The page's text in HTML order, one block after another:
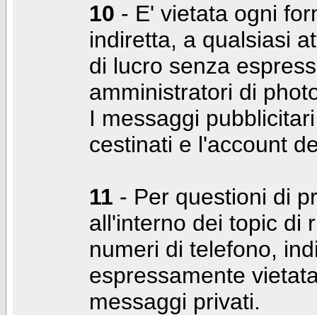
10 - E' vietata ogni
indiretta, a qualsiasi
di lucro senza
amministratori di
I messaggi
cestinati e l'account
11 - Per questioni di
all'interno dei topic di
numeri di telefono,
espressamente
messaggi privati.